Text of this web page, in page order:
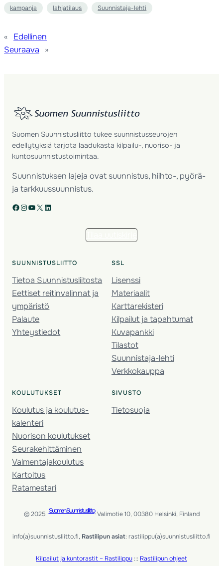
kampanja lahjatilaus Suunnistaja-lehti
«
Edellinen
Seuraava
»
Suomen Suunnistusliitto tukee suunnistusseurojen
edellytyksiä tarjota laadukasta kilpailu-, nuoriso- ja
kuntosuunnistustoimintaa.
Suunnistuksen lajeja ovat suunnistus, hiihto-, pyörä-
ja tarkkuussuunnistus.
Facebook Instagram YouTube X LinkedIn
SUUNNISTUSLIITTO
Tietoa Suunnistusliitosta
Eettiset reitinvalinnat ja
ympäristö
Palaute
Yhteystiedot
SSL
Lisenssi
Materiaalit
Karttarekisteri
Kilpailut ja tapahtumat
Kuvapankki
Tilastot
Suunnistaja-lehti
Verkkokauppa
KOULUTUKSET
Koulutus ja koulutus­
kalenteri
Nuorison koulutukset
Seura­kehittäminen
Valmentaja­koulutus
Kartoitus
Ratamestari
SIVUSTO
Tietosuoja
© 2025 ·Suomen Suunnistusliitto· Valimotie 10, 00380 Helsinki, Finland
info(a)suunnistusliitto.fi, Rastilipun asiat: rastilippu(a)suunnistusliitto.fi
Kilpailut ja kuntorastit – Rastilippu ::: Rastilipun ohjeet